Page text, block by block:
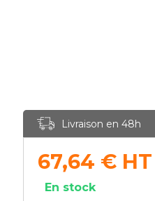
Livraison en 48h
67,64 € HT
En stock